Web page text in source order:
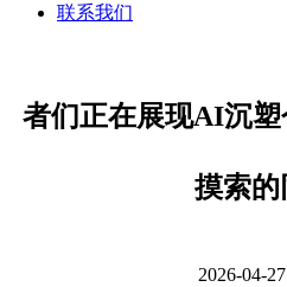
联系我们
者们正在展现AI沉
摸索的
2026-04-